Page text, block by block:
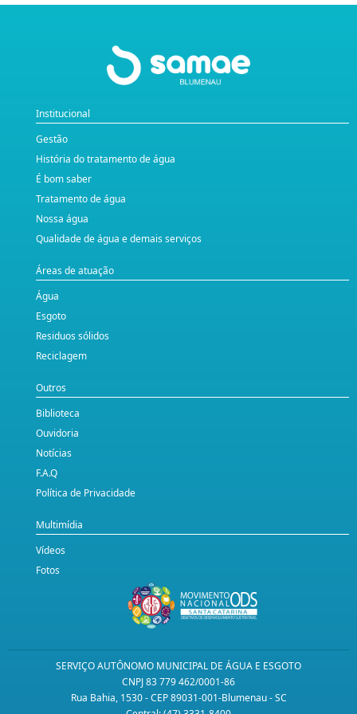
Institucional
Gestão
História do tratamento de água
É bom saber
Tratamento de água
Nossa água
Qualidade de água e demais serviços
Áreas de atuação
Água
Esgoto
Residuos sólidos
Reciclagem
Outros
Biblioteca
Ouvidoria
Notícias
F.A.Q
Política de Privacidade
Multimídia
Vídeos
Fotos
SERVIÇO AUTÔNOMO MUNICIPAL DE ÁGUA E ESGOTO
CNPJ 83 779 462/0001-86
Rua Bahia, 1530 - CEP 89031-001-Blumenau - SC